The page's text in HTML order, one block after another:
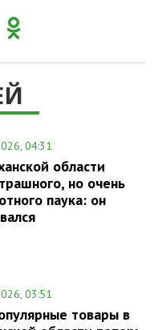
04:31
области
но очень
паука: он
03:51
товары в